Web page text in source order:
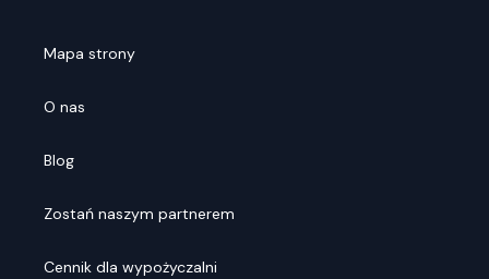
Mapa strony
O nas
Blog
Zostań naszym partnerem
Cennik dla wypożyczalni